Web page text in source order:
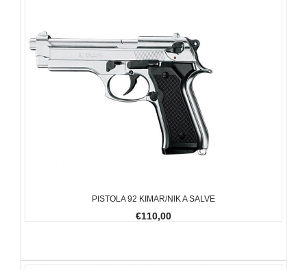
PISTOLA 92 KIMAR/NIK A SALVE
€110,00